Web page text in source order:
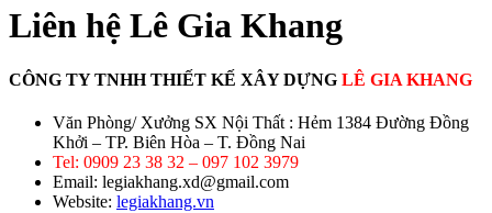
Liên hệ Lê Gia Khang
CÔNG TY TNHH THIẾT KẾ XÂY DỰNG LÊ GIA KHANG
Văn Phòng/ Xưởng SX Nội Thất : Hẻm 1384 Đường Đồng
Khởi – TP. Biên Hòa – T. Đồng Nai
Tel: 0909 23 38 32 – 097 102 3979
Email: legiakhang.xd@gmail.com
Website: legiakhang.vn